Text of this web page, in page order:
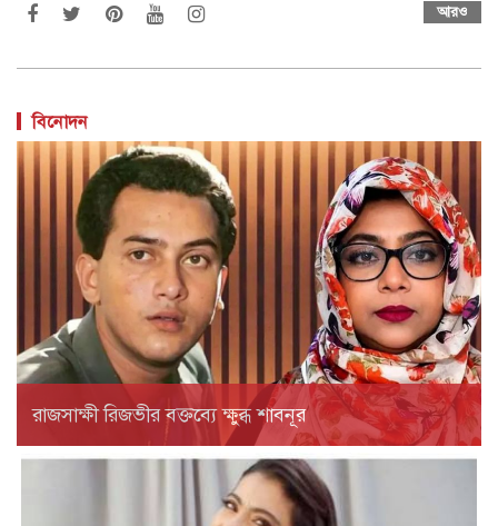
আরও
বিনোদন
রাজসাক্ষী রিজভীর বক্তব্যে ক্ষুব্ধ শাবনূর